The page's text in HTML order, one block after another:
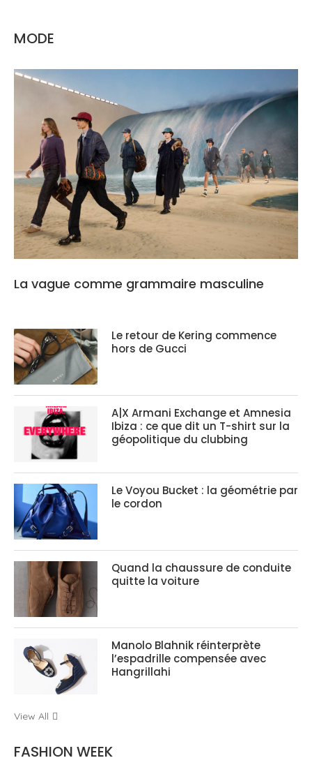
MODE
La vague comme grammaire masculine
Le retour de Kering commence
hors de Gucci
A|X Armani Exchange et Amnesia
Ibiza : ce que dit un T-shirt sur la
géopolitique du clubbing
Le Voyou Bucket : la géométrie par
le cordon
Quand la chaussure de conduite
quitte la voiture
Manolo Blahnik réinterprète
l’espadrille compensée avec
Hangrillahi
View All
FASHION WEEK